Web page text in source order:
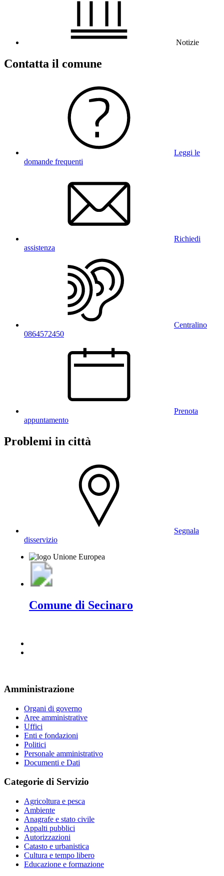
Notizie
Contatta il comune
Leggi le
domande frequenti
Richiedi
assistenza
Centralino
0864572450
Prenota
appuntamento
Problemi in città
Segnala
disservizio
Comune di Secinaro
Amministrazione
Organi di governo
Aree amministrative
Uffici
Enti e fondazioni
Politici
Personale amministrativo
Documenti e Dati
Categorie di Servizio
Agricoltura e pesca
Ambiente
Anagrafe e stato civile
Appalti pubblici
Autorizzazioni
Catasto e urbanistica
Cultura e tempo libero
Educazione e formazione